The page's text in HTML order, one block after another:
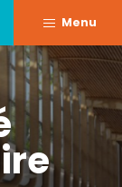
Menu